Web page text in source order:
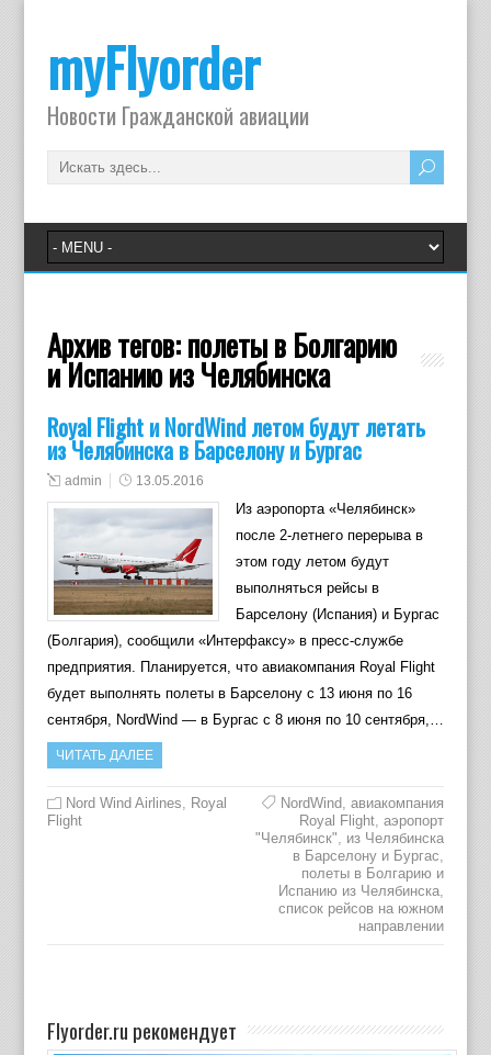
myFlyorder
Новости Гражданской авиации
Архив тегов:полеты в Болгарию
и Испанию из Челябинска
Royal Flight и NordWind летом будут летать
из Челябинска в Барселону и Бургас
admin 13.05.2016
Из аэропорта «Челябинск»
после 2-летнего перерыва в
этом году летом будут
выполняться рейсы в
Барселону (Испания) и Бургас
(Болгария), сообщили «Интерфаксу» в пресс-службе
предприятия. Планируется, что авиакомпания Royal Flight
будет выполнять полеты в Барселону с 13 июня по 16
сентября, NordWind — в Бургас с 8 июня по 10 сентября,…
ЧИТАТЬ ДАЛЕЕ
Nord Wind Airlines, Royal
Flight
NordWind,авиакомпания
Royal Flight,аэропорт
"Челябинск", из Челябинска
в Барселону и Бургас,
полеты в Болгарию и
Испанию из Челябинска,
список рейсов на южном
направлении
Flyorder.ru рекомендует